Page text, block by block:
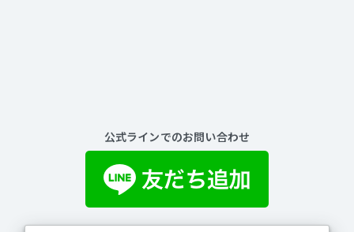
公式ラインでのお問い合わせ